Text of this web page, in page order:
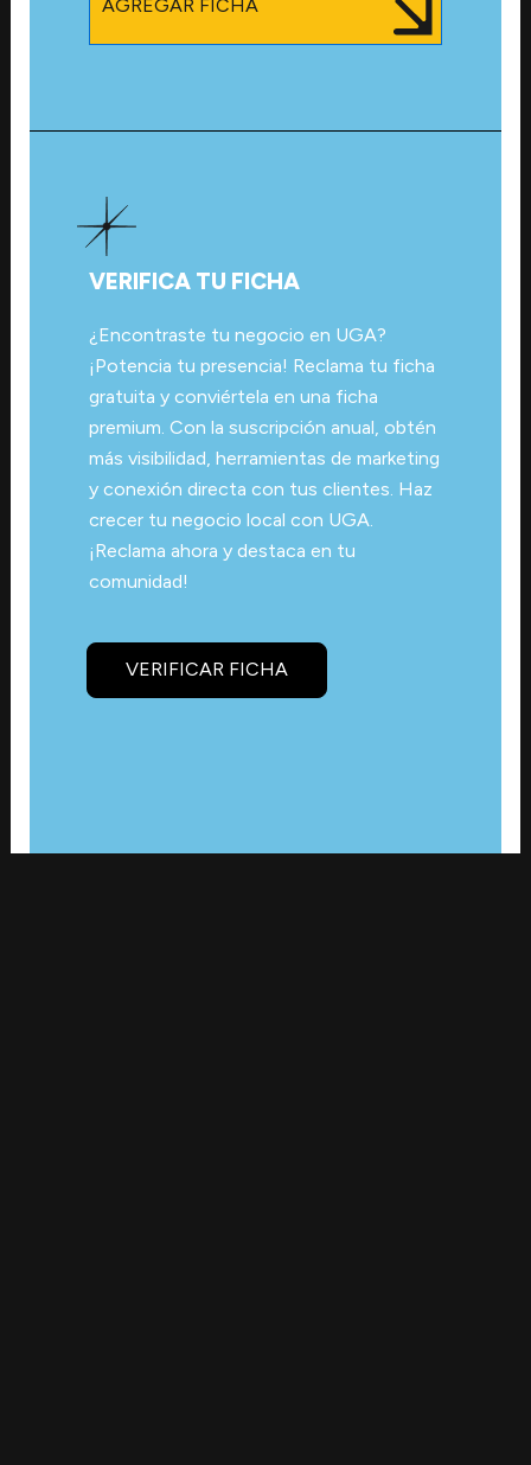
AGREGAR FICHA
VERIFICA TU FICHA
¿Encontraste tu negocio en UGA?
¡Potencia tu presencia! Reclama tu ficha
gratuita y conviértela en una ficha
premium. Con la suscripción anual, obtén
más visibilidad, herramientas de marketing
y conexión directa con tus clientes. Haz
crecer tu negocio local con UGA.
¡Reclama ahora y destaca en tu
comunidad!
VERIFICAR FICHA